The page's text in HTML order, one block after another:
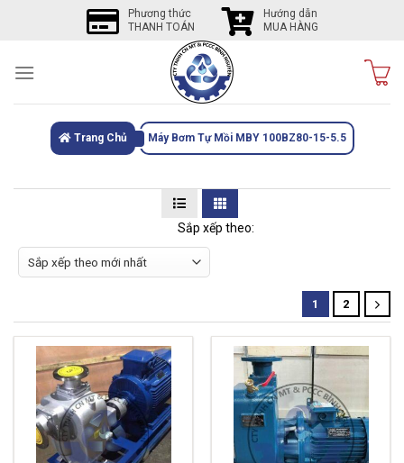
Phương thức
THANH TOÁN
Hướng dẫn
MUA HÀNG
Trang Chủ Máy Bơm Tự Mồi MBY 100BZ80-15-5.5
Sắp xếp theo:
1 2